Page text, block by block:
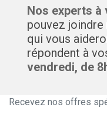
Nos experts à
pouvez
qui vous
répondent à
vendredi, de
Recevez nos offres